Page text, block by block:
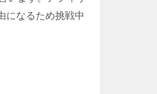
になるため挑戦中